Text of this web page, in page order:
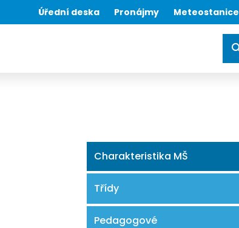
Úřední deska Pronájmy Meteostanice
Charakteristika MŠ
Třídy
Pedagogové